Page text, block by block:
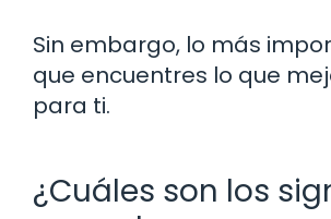
Sin embargo, lo más
que encuentres lo que
para ti.
¿Cuáles son los